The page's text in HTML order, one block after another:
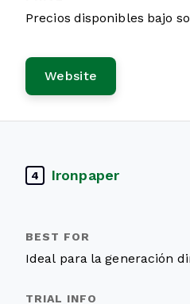
Precios disponibles bajo
Website
4 Ironpaper
Ideal para la generación